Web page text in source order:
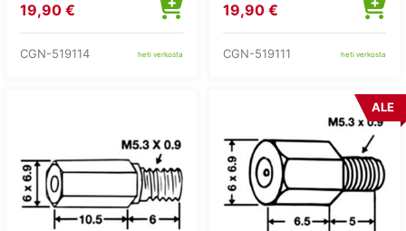
19,90 €
CGN-519114 heti verkosta
19,90 €
CGN-519111 heti verkosta
ALE